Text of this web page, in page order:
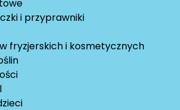
i przyprawniki
fryzjerskich i kosmetycznych